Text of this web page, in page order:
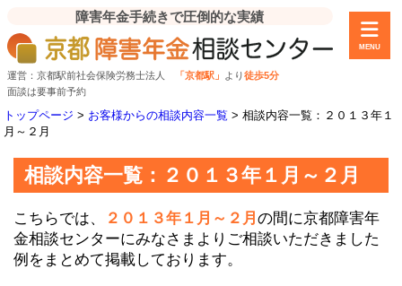
障害年金手続きで圧倒的な実績
運営：京都駅前社会保険労務士法人 「京都駅」 より徒歩5分
面談は要事前予約
MENU
トップページ > お客様からの相談内容一覧 >相談内容一覧：２０１３年１
月～２月
相談内容一覧：２０１３年１月～２月
こちらでは、 ２０１３年１月～２月 の間に京都障害年
金相談センターにみなさまよりご相談いただきました
例をまとめて掲載しております。